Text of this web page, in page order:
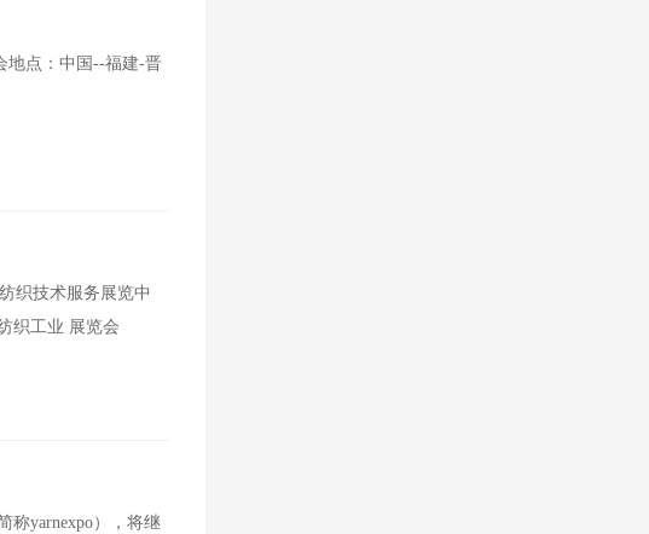
点：中国--福建-晋
织技术服务展览中
织工业 展览会
yarnexpo），将继